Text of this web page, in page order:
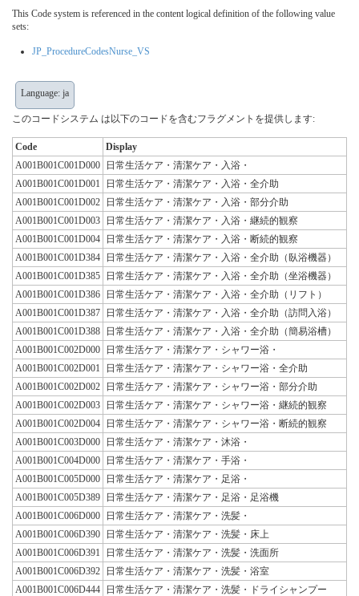
This Code system is referenced in the content logical definition of the following value
sets:
JP_ProcedureCodesNurse_VS
Language: ja
このコードシステム は以下のコードを含むフラグメントを提供します:
Code
Display
A001B001C001D000
日常生活ケア・清潔ケア・入浴・
A001B001C001D001
日常生活ケア・清潔ケア・入浴・全介助
A001B001C001D002
日常生活ケア・清潔ケア・入浴・部分介助
A001B001C001D003
日常生活ケア・清潔ケア・入浴・継続的観察
A001B001C001D004
日常生活ケア・清潔ケア・入浴・断続的観察
A001B001C001D384
日常生活ケア・清潔ケア・入浴・全介助（臥浴機器）
A001B001C001D385
日常生活ケア・清潔ケア・入浴・全介助（坐浴機器）
A001B001C001D386
日常生活ケア・清潔ケア・入浴・全介助（リフト）
A001B001C001D387
日常生活ケア・清潔ケア・入浴・全介助（訪問入浴）
A001B001C001D388
日常生活ケア・清潔ケア・入浴・全介助（簡易浴槽）
A001B001C002D000
日常生活ケア・清潔ケア・シャワー浴・
A001B001C002D001
日常生活ケア・清潔ケア・シャワー浴・全介助
A001B001C002D002
日常生活ケア・清潔ケア・シャワー浴・部分介助
A001B001C002D003
日常生活ケア・清潔ケア・シャワー浴・継続的観察
A001B001C002D004
日常生活ケア・清潔ケア・シャワー浴・断続的観察
A001B001C003D000
日常生活ケア・清潔ケア・沐浴・
A001B001C004D000
日常生活ケア・清潔ケア・手浴・
A001B001C005D000
日常生活ケア・清潔ケア・足浴・
A001B001C005D389
日常生活ケア・清潔ケア・足浴・足浴機
A001B001C006D000
日常生活ケア・清潔ケア・洗髪・
A001B001C006D390
日常生活ケア・清潔ケア・洗髪・床上
A001B001C006D391
日常生活ケア・清潔ケア・洗髪・洗面所
A001B001C006D392
日常生活ケア・清潔ケア・洗髪・浴室
A001B001C006D444
日常生活ケア・清潔ケア・洗髪・ドライシャンプー